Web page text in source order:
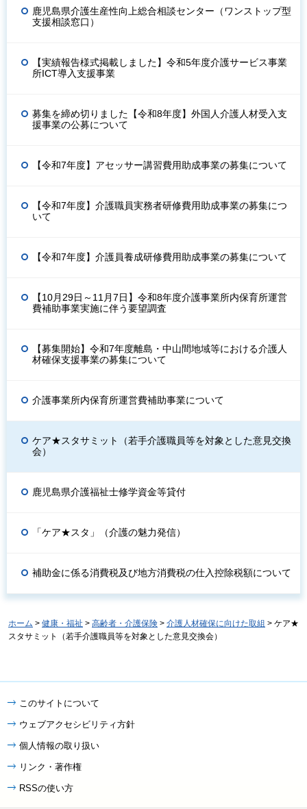
鹿児島県介護生産性向上総合相談センター（ワンストップ型
支援相談窓口）
【実績報告様式掲載しました】令和5年度介護サービス事業
所ICT導入支援事業
募集を締め切りました【令和8年度】外国人介護人材受入支
援事業の公募について
【令和7年度】アセッサー講習費用助成事業の募集について
【令和7年度】介護職員実務者研修費用助成事業の募集につ
いて
【令和7年度】介護員養成研修費用助成事業の募集について
【10月29日～11月7日】令和8年度介護事業所内保育所運営
費補助事業実施に伴う要望調査
【募集開始】令和7年度離島・中山間地域等における介護人
材確保支援事業の募集について
介護事業所内保育所運営費補助事業について
ケア★スタサミット（若手介護職員等を対象とした意見交換
会）
鹿児島県介護福祉士修学資金等貸付
「ケア★スタ」（介護の魅力発信）
補助金に係る消費税及び地方消費税の仕入控除税額について
ホーム > 健康・福祉 > 高齢者・介護保険 > 介護人材確保に向けた取組 > ケア★
スタサミット（若手介護職員等を対象とした意見交換会）
このサイトについて
ウェブアクセシビリティ方針
個人情報の取り扱い
リンク・著作権
RSSの使い方